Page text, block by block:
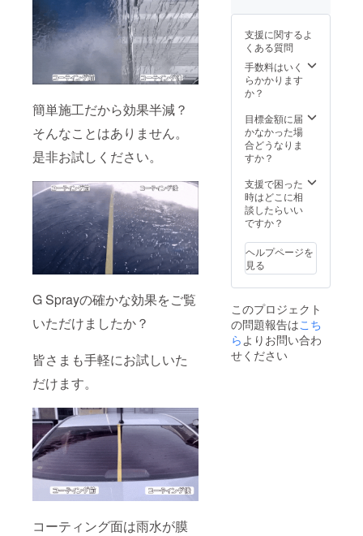
簡単施工だから効果半減？
そんなことはありません。
是非お試しください。
G Sprayの確かな効果をご覧
いただけましたか？
皆さまも手軽にお試しいた
だけます。
コーティング面は雨水が膜
のでご
了承く
ださ
い。 〇
デザイ
ン仕様
場合も
ありま
すので
い。
細〉 ・
Spray
（100m
l）× ２
本 ・
Mfam自
オル×
１枚
【Mfam
自社製
につい
て】 〇
カラー
の選択
ません
のでご
了承く
ださ
デザイ
ン仕様
が多少
変わる
場合も
支援に関するよ
くある質問
手数料はいく
らかかります
か？
目標金額に届
かなかった場
合どうなりま
すか？
支援で困った
時はどこに相
談したらいい
ですか？
ヘルプページを
見る
このプロジェクト
の問題報告はこち
ら よりお問い合わ
せください